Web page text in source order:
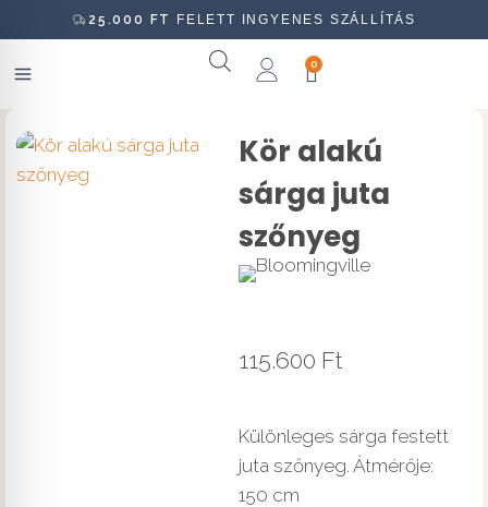
25.000 FT FELETT INGYENES SZÁLLÍTÁS
0
Kör alakú
sárga juta
szőnyeg
115.600 Ft
Különleges sárga festett
juta szőnyeg. Átmérője:
150 cm